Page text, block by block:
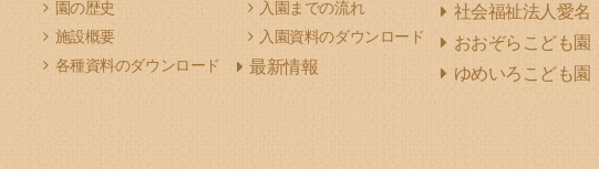
園の歴史
施設概要
各種資料のダウンロード
入園までの流れ
入園資料のダウンロード
最新情報
社会福祉法人愛名
おおぞらこども園
ゆめいろこども園